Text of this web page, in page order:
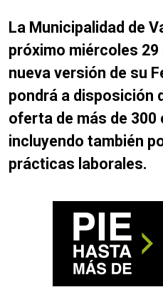
La Municipalidad de
próximo miércoles
nueva versión de su
pondrá a disposición
oferta de más de 300
incluyendo también
prácticas laborales.